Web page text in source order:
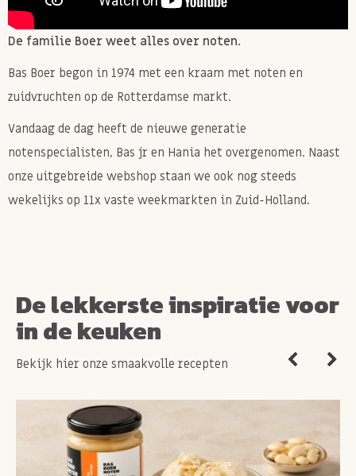
Allergenen: Kan TARWE, HAVER, NOTEN, PINDA'S en
SESAM bevatten.
De familie Boer weet alles over noten.
Bas Boer begon in 1974 met een kraam met noten en
zuidvruchten op de Rotterdamse markt.
Vandaag de dag heeft de nieuwe generatie
notenspecialisten, Bas jr en Hania het overgenomen. Naast
onze uitgebreide webshop staan we ook nog steeds
wekelijks op 11x vaste weekmarkten in Zuid-Holland.
De lekkerste inspiratie voor
in de keuken
Bekijk hier onze smaakvolle recepten